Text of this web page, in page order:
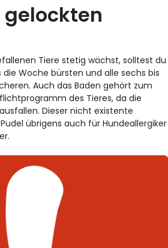
gelockten
Tiere stetig wächst, solltest du
Woche bürsten und alle sechs bis
Auch das Baden gehört zum
des Tieres, da die
Dieser nicht existente
übrigens auch für Hundeallergiker